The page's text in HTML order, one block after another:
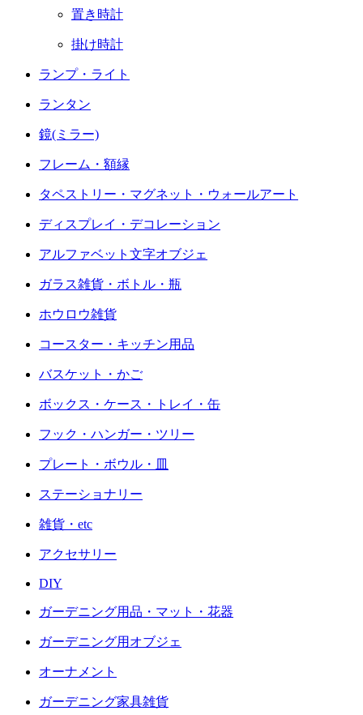
置き時計
掛け時計
ランプ・ライト
ランタン
鏡(ミラー)
フレーム・額縁
タペストリー・マグネット・ウォールアート
ディスプレイ・デコレーション
アルファベット文字オブジェ
ガラス雑貨・ボトル・瓶
ホウロウ雑貨
コースター・キッチン用品
バスケット・かご
ボックス・ケース・トレイ・缶
フック・ハンガー・ツリー
プレート・ボウル・皿
ステーショナリー
雑貨・etc
アクセサリー
DIY
ガーデニング用品・マット・花器
ガーデニング用オブジェ
オーナメント
ガーデニング家具雑貨